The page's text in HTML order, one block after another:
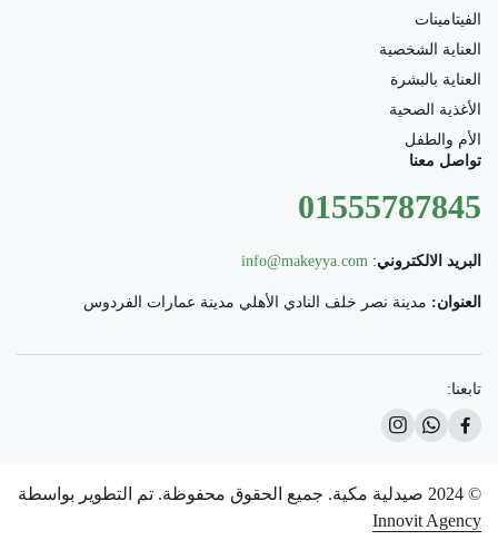
الفيتامينات
العناية الشخصية
العناية بالبشرة
الأغذية الصحية
الأم والطفل
تواصل معنا
01555787845
البريد الالكتروني:
info@makeyya.com
العنوان: مدينة نصر خلف النادي الأهلي مدينة عمارات الفردوس
تابعنا:
© 2024 صيدلية مكية. جميع الحقوق محفوظة. تم التطوير بواسطة
Innovit Agency